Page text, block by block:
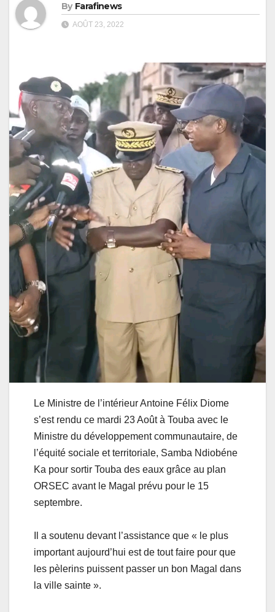
By Farafinews
AOÛT 23, 2022
Le Ministre de l’intérieur Antoine Félix Diome
s’est rendu ce mardi 23 Août à Touba avec le
Ministre du développement communautaire, de
l’équité sociale et territoriale, Samba Ndiobéne
Ka pour sortir Touba des eaux grâce au plan
ORSEC avant le Magal prévu pour le 15
septembre.
Il a soutenu devant l’assistance que « le plus
important aujourd’hui est de tout faire pour que
les pèlerins puissent passer un bon Magal dans
la ville sainte ».